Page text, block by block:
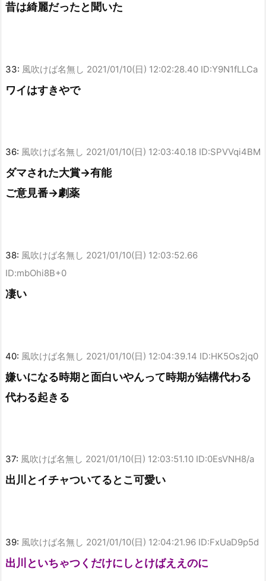
昔は綺麗だったと聞いた
33: 風吹けば名無し 2021/01/10(日) 12:02:28.40 ID:Y9N1fLLCa
ワイはすきやで
36: 風吹けば名無し 2021/01/10(日) 12:03:40.18 ID:SPVVqi4BM
ダマされた大賞→有能
ご意見番→劇薬
38: 風吹けば名無し 2021/01/10(日) 12:03:52.66
ID:mbOhi8B+0
凄い
40: 風吹けば名無し 2021/01/10(日) 12:04:39.14 ID:HK5Os2jq0
嫌いになる時期と面白いやんって時期が結構代わる
代わる起きる
37: 風吹けば名無し 2021/01/10(日) 12:03:51.10 ID:0EsVNH8/a
出川とイチャついてるとこ可愛い
39: 風吹けば名無し 2021/01/10(日) 12:04:21.96 ID:FxUaD9p5d
出川といちゃつくだけにしとけばええのに